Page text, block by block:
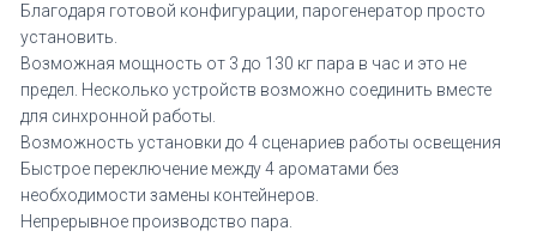
Благодаря готовой конфигурации, парогенератор просто
установить.
Возможная мощность от 3 до 130 кг пара в час и это не
предел. Несколько устройств возможно соединить вместе
для синхронной работы.
Возможность установки до 4 сценариев работы освещения
Быстрое переключение между 4 ароматами без
необходимости замены контейнеров.
Непрерывное производство пара.